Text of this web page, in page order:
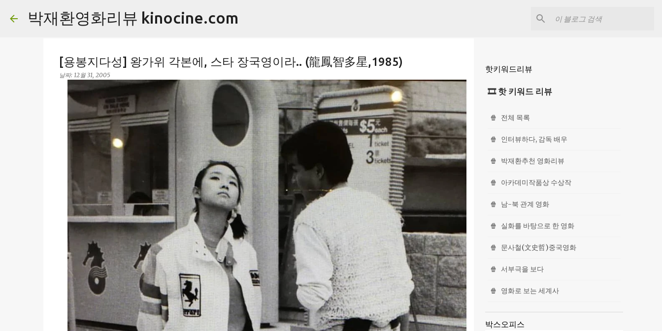
박재환영화리뷰 kinocine.com
[용봉지다성] 왕가위 각본에, 스타 장국영이라.. (龍鳳智多星,1985)
날짜: 12월 31, 2005
핫키워드리뷰
🎞 핫 키워드 리뷰
🍿 전체 목록
🍿 인터뷰하다, 감독 배우
🍿 박재환추천 영화리뷰
🍿 아카데미작품상 수상작
🍿 남-북 관계 영화
🍿 실화를 바탕으로 한 영화
🍿 문사철(文史哲)중국영화
🍿 서부극을 보다
🍿 영화로 보는 세계사
박스오피스